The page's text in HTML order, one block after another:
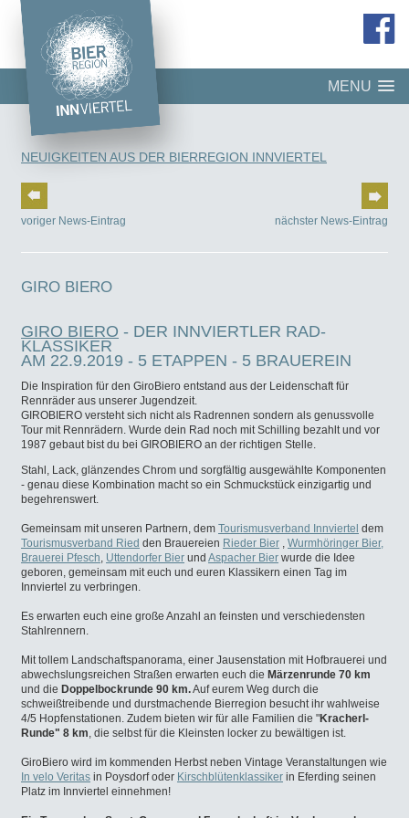
MENU
NEUIGKEITEN AUS DER BIERREGION INNVIERTEL
voriger News-Eintrag nächster News-Eintrag
GIRO BIERO
GIRO BIERO - DER INNVIERTLER RAD-
KLASSIKER
AM 22.9.2019 - 5 ETAPPEN - 5 BRAUEREIN
Die Inspiration für den GiroBiero entstand aus der Leidenschaft für
Rennräder aus unserer Jugendzeit.
GIROBIERO versteht sich nicht als Radrennen sondern als genussvolle
Tour mit Rennrädern. Wurde dein Rad noch mit Schilling bezahlt und vor
1987 gebaut bist du bei GIROBIERO an der richtigen Stelle.
Stahl, Lack, glänzendes Chrom und sorgfältig ausgewählte Komponenten
- genau diese Kombination macht so ein Schmuckstück einzigartig und
begehrenswert.
Gemeinsam mit unseren Partnern, dem Tourismusverband Innviertel dem
Tourismusverband Ried den Brauereien Rieder Bier , Wurmhöringer Bier,
Brauerei Pfesch, Uttendorfer Bier und Aspacher Bier wurde die Idee
geboren, gemeinsam mit euch und euren Klassikern einen Tag im
Innviertel zu verbringen.
Es erwarten euch eine große Anzahl an feinsten und verschiedensten
Stahlrennern.
Mit tollem Landschaftspanorama, einer Jausenstation mit Hofbrauerei und
abwechslungsreichen Straßen erwarten euch die Märzenrunde 70 km
und die Doppelbockrunde 90 km.Auf eurem Weg durch die
schweißtreibende und durstmachende Bierregion besucht ihr wahlweise
4/5 Hopfenstationen. Zudem bieten wir für alle Familien die "Kracherl-
Runde" 8 km, die selbst für die Kleinsten locker zu bewältigen ist.
GiroBiero wird im kommenden Herbst neben Vintage Veranstaltungen wie
In velo Veritas in Poysdorf oder Kirschblütenklassiker in Eferding seinen
Platz im Innviertel einnehmen!